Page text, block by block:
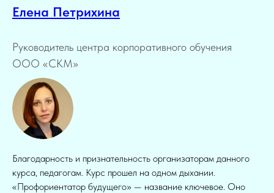
Елена Петрихина
Руководитель центра корпоративного обучения
ООО «СКМ»
Благодарность и признательность организаторам данного
курса, педагогам. Курс прошел на одном дыхании.
«Профориентатор будущего» — название ключевое. Оно